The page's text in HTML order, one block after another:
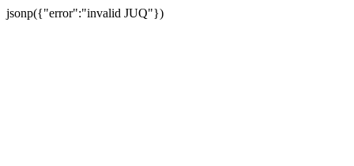
jsonp({"error":"invalid JUQ"})